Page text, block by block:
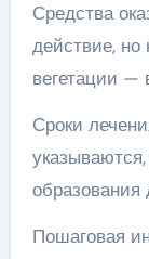
Средства
действие,
вегетации —
Сроки
образования
Пошаговая